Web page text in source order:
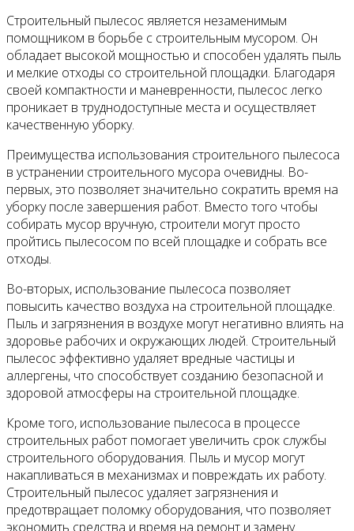
Строительный пылесос является незаменимым
помощником в борьбе с строительным мусором. Он
обладает высокой мощностью и способен удалять пыль
и мелкие отходы со строительной площадки. Благодаря
своей компактности и маневренности, пылесос легко
проникает в труднодоступные места и осуществляет
качественную уборку.
Преимущества использования строительного пылесоса
в устранении строительного мусора очевидны. Во-
первых, это позволяет значительно сократить время на
уборку после завершения работ. Вместо того чтобы
собирать мусор вручную, строители могут просто
пройтись пылесосом по всей площадке и собрать все
отходы.
Во-вторых, использование пылесоса позволяет
повысить качество воздуха на строительной площадке.
Пыль и загрязнения в воздухе могут негативно влиять на
здоровье рабочих и окружающих людей. Строительный
пылесос эффективно удаляет вредные частицы и
аллергены, что способствует созданию безопасной и
здоровой атмосферы на строительной площадке.
Кроме того, использование пылесоса в процессе
строительных работ помогает увеличить срок службы
строительного оборудования. Пыль и мусор могут
накапливаться в механизмах и повреждать их работу.
Строительный пылесос удаляет загрязнения и
предотвращает поломку оборудования, что позволяет
экономить средства и время на ремонт и замену.